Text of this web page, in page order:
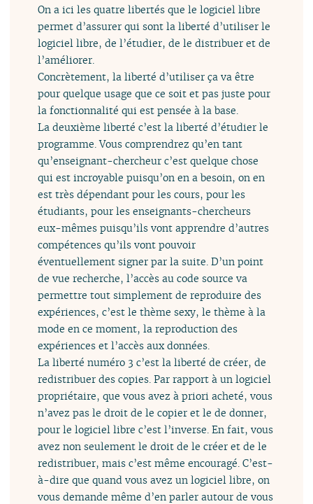
On a ici les quatre libertés que le logiciel libre
permet d’assurer qui sont la liberté d’utiliser le
logiciel libre, de l’étudier, de le distribuer et de
l’améliorer.
Concrètement, la liberté d’utiliser ça va être
pour quelque usage que ce soit et pas juste pour
la fonctionnalité qui est pensée à la base.
La deuxième liberté c’est la liberté d’étudier le
programme. Vous comprendrez qu’en tant
qu’enseignant-chercheur c’est quelque chose
qui est incroyable puisqu’on en a besoin, on en
est très dépendant pour les cours, pour les
étudiants, pour les enseignants-chercheurs
eux-mêmes puisqu’ils vont apprendre d’autres
compétences qu’ils vont pouvoir
éventuellement signer par la suite. D’un point
de vue recherche, l’accès au code source va
permettre tout simplement de reproduire des
expériences, c’est le thème sexy, le thème à la
mode en ce moment, la reproduction des
expériences et l’accès aux données.
La liberté numéro 3 c’est la liberté de créer, de
redistribuer des copies. Par rapport à un logiciel
propriétaire, que vous avez à priori acheté, vous
n’avez pas le droit de le copier et le de donner,
pour le logiciel libre c’est l’inverse. En fait, vous
avez non seulement le droit de le créer et de le
redistribuer, mais c’est même encouragé. C’est-
à-dire que quand vous avez un logiciel libre, on
vous demande même d’en parler autour de vous